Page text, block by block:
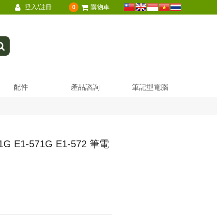
登入/註冊 0 購物車
配件 產品諮詢 筆記型電腦
E1-571G E1-572 筆電